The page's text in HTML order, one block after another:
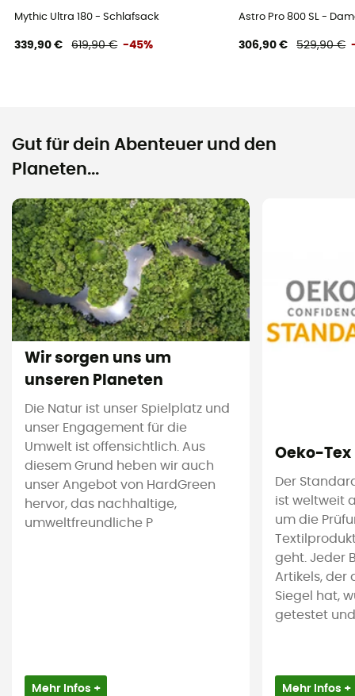
Mythic Ultra 180 - Schlafsack
339,90 € 619,90 € -45%
Astro Pro 800 SL -
306,90 € 529,90 €
Gut für dein Abenteuer und den
Planeten...
Wir sorgen uns um
unseren Planeten
Die Natur ist unser Spielplatz und
unser Engagement für die
Umwelt ist offensichtlich. Aus
diesem Grund heben wir auch
unser Angebot von HardGreen
hervor, das nachhaltige,
umweltfreundliche P
Mehr Infos +
Oeko-Tex
Der
ist weltweit
um die
geht. Jeder
Artikels, der
Siegel hat,
getestet
Mehr Infos +